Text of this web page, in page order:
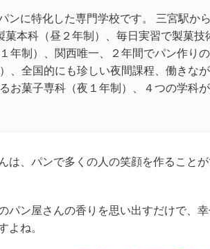
ンに特化した専門学校です。 三宮駅か
本科（昼２年制）、毎日実習で製菓技
年制）、関西唯一、２年間でパン作りの
、全国的にも珍しい夜間課程、働きな
お菓子専科（夜１年制）、４つの学科が
は、パンで多くの人の笑顔を作ること
パン屋さんの香りを思い出すだけで、
よね。